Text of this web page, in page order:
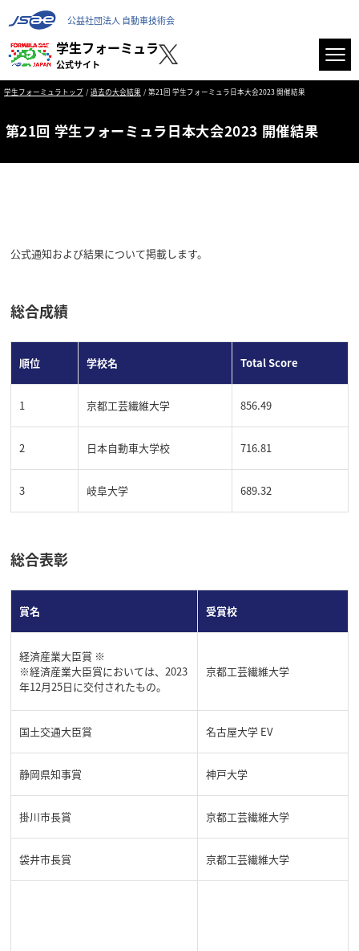
学生フォーミュラ
公式サイト
公益社団法人 自動車技術会
学生フォーミュラトップ 過去の大会結果 第21回 学生フォーミュラ日本大会2023 開催結果
第21回 学生フォーミュラ日本大会2023 開催結果
公式通知および結果について掲載します。
総合成績
順位 学校名 Total Score
1 京都工芸繊維大学 856.49
2 日本自動車大学校 716.81
3 岐阜大学 689.32
総合表彰
賞名 受賞校
経済産業大臣賞 ※
※経済産業大臣賞においては、2023
年12月25日に交付されたもの。
京都工芸繊維大学
国土交通大臣賞 名古屋大学 EV
静岡県知事賞 神戸大学
掛川市長賞 京都工芸繊維大学
袋井市長賞 京都工芸繊維大学